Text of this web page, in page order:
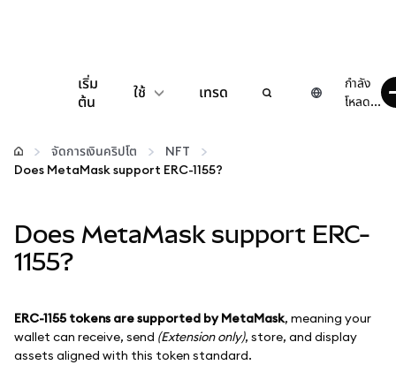
เริ่ม
ต้น
ใช้
กำหนดค่า
เว็บ 3 เพิ่มเติม
เทรด
กำลัง
โหลด...
จัดการเงินคริปโต
NFT
Does MetaMask support ERC-1155?
Does MetaMask support ERC-
1155?
ERC-1155 tokens are supported by MetaMask, meaning your
wallet can receive, send (Extension only), store, and display
assets aligned with this token standard.